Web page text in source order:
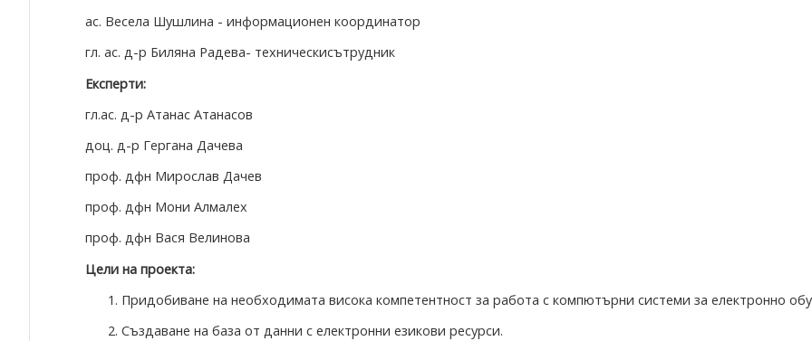
ас. Весела Шушлина - информационен координатор
гл. ас. д-р Биляна Радева- техническисътрудник
Експерти:
гл.ас. д-р Атанас Атанасов
доц. д-р Гергана Дачева
проф. дфн Мирослав Дачев
проф. дфн Мони Алмалех
проф. дфн Вася Велинова
Цели на проекта:
Придобиване на необходимата висока компетентност за работа с компютърни системи за електронно
Създаване на база от данни с електронни езикови ресурси.